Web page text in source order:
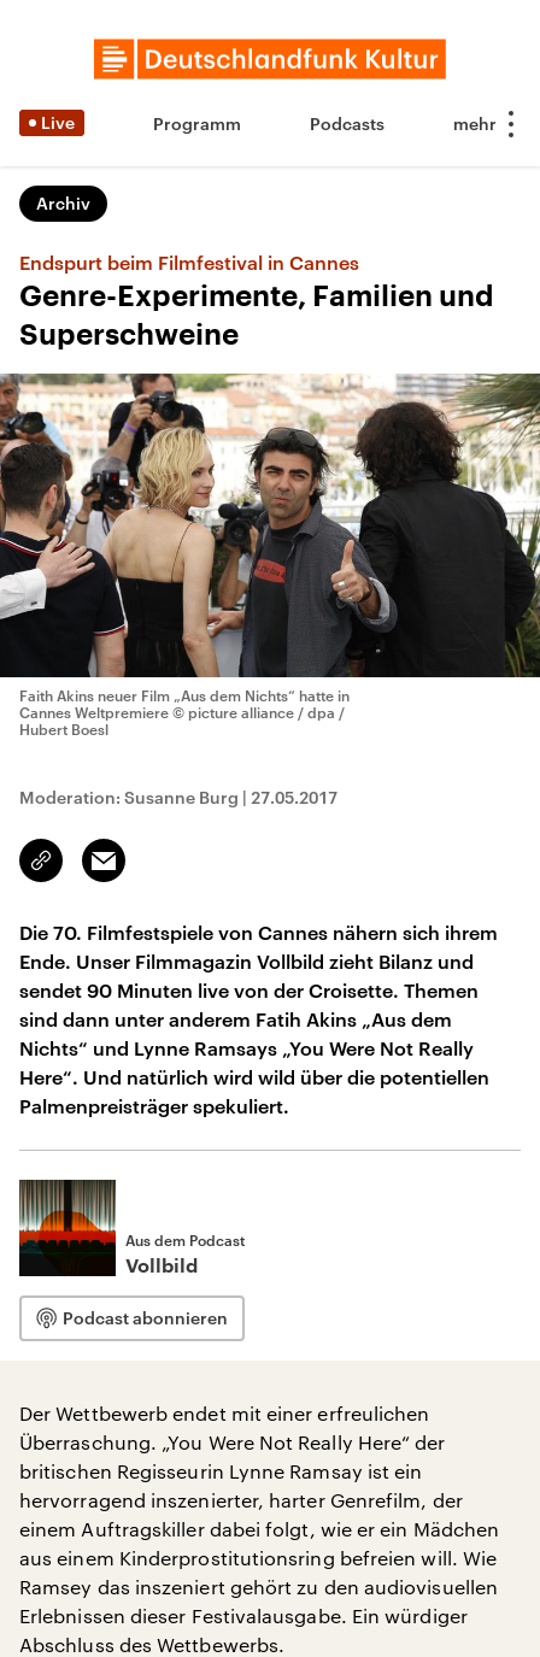
Live Programm Podcasts
Archiv
Endspurt beim Filmfestival in Cannes
Genre-Experimente, Familien und
Superschweine
Faith Akins neuer Film „Aus dem Nichts“ hatte in
Cannes Weltpremiere © picture alliance / dpa /
Hubert Boesl
Moderation: Susanne Burg | 27.05.2017
Link
kopieren/teilen
Email
Die 70. Filmfestspiele von Cannes nähern sich ihrem
Ende. Unser Filmmagazin Vollbild zieht Bilanz und
sendet 90 Minuten live von der Croisette. Themen
sind dann unter anderem Fatih Akins „Aus dem
Nichts“ und Lynne Ramsays „You Were Not Really
Here“. Und natürlich wird wild über die potentiellen
Palmenpreisträger spekuliert.
Aus dem Podcast
Vollbild
Podcast abonnieren
Der Wettbewerb endet mit einer erfreulichen
Überraschung. „You Were Not Really Here“ der
britischen Regisseurin Lynne Ramsay ist ein
hervorragend inszenierter, harter Genrefilm, der
einem Auftragskiller dabei folgt, wie er ein Mädchen
aus einem Kinderprostitutionsring befreien will. Wie
Ramsey das inszeniert gehört zu den audiovisuellen
Erlebnissen dieser Festivalausgabe. Ein würdiger
Abschluss des Wettbewerbs.